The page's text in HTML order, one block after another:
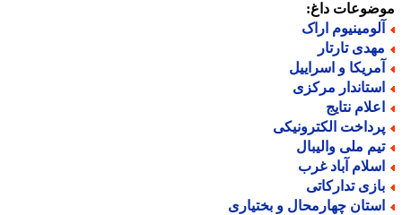
داغ:
اراک
تارتار
و اسراییل
مرکزی
نتایج
الکترونیکی
ملی والیبال
آباد غرب
تدارکاتی
چهارمحال و بختیاری